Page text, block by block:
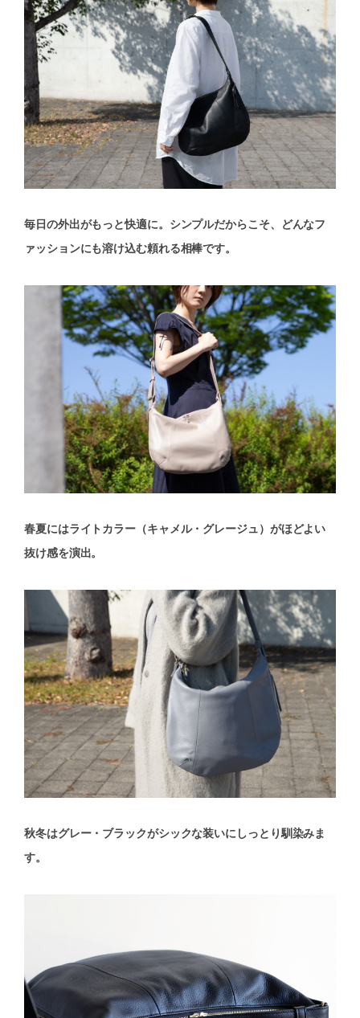
毎日の外出がもっと快適に。シンプルだからこそ、どんなフ
ァッションにも溶け込む頼れる相棒です。
春夏にはライトカラー（キャメル・グレージュ）がほどよい
抜け感を演出。
秋冬はグレー・ブラックがシックな装いにしっとり馴染みま
す。